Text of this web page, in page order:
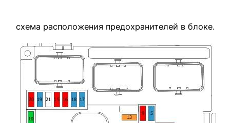
схема расположения предохранителей в блоке.